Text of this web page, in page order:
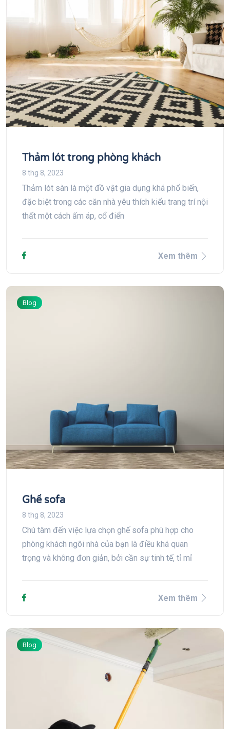
Thảm lót trong phòng khách
8 thg 8, 2023
Thảm lót sàn là một đồ vật gia dụng khá phổ biến,
đặc biệt trong các căn nhà yêu thích kiểu trang trí nội
thất một cách ấm áp, cổ điển
Xem thêm
Blog
Ghế sofa
8 thg 8, 2023
Chú tâm đến việc lựa chọn ghế sofa phù hợp cho
phòng khách ngôi nhà của bạn là điều khá quan
trọng và không đơn giản, bởi cần sự tinh tế, tỉ mỉ
Xem thêm
Blog